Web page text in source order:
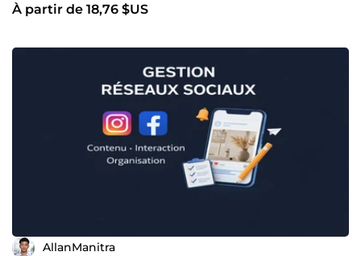
À partir de 18,76 $US
AllanManitra